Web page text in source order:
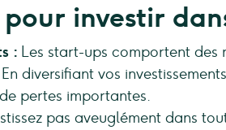
investir
: Les start-ups comportent des
diversifiant vos
pertes importantes.
pas aveuglément dans